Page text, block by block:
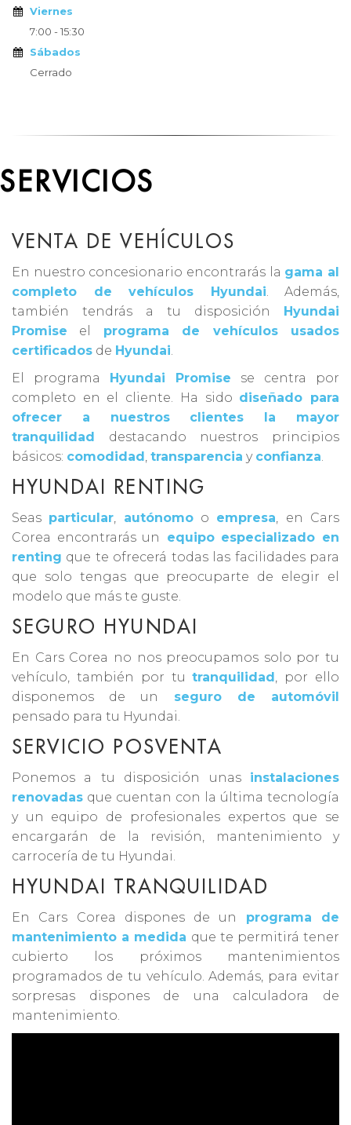
Viernes
7:00 - 15:30
Sábados
Cerrado
SERVICIOS
VENTA DE VEHÍCULOS
En nuestro concesionario encontrarás la gama al
completo de vehículos Hyundai. Además,
también tendrás a tu disposición Hyundai
Promise el programa de vehículos usados
certificados de Hyundai.
El programa Hyundai Promise se centra por
completo en el cliente. Ha sido diseñado para
ofrecer a nuestros clientes la mayor
tranquilidad destacando nuestros principios
básicos: comodidad, transparencia y confianza.
HYUNDAI RENTING
Seas particular, autónomoo empresa, en Cars
Corea encontrarás un
equipo especializado en
renting que te ofrecerá todas las facilidades para
que solo tengas que preocuparte de elegir el
modelo que más te guste.
SEGURO HYUNDAI
En Cars Corea no nos preocupamos solo por tu
vehículo, también por tutranquilidad, por ello
disponemos de un seguro de automóvil
pensado para tu Hyundai.
SERVICIO POSVENTA
Ponemos a tu disposición unas instalaciones
renovadas que cuentan con la última tecnología
y un equipo de profesionales expertos que se
encargarán de la revisión, mantenimiento y
carrocería de tu Hyundai.
HYUNDAI TRANQUILIDAD
En Cars Corea dispones de un programa de
mantenimiento a medida que te permitirá tener
cubierto los próximos mantenimientos
programados de tu vehículo. Además, para evitar
sorpresas dispones de una calculadora de
mantenimiento.